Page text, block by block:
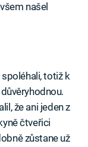
našel
totiž k
že ani jeden z
čtveřici
zůstane už